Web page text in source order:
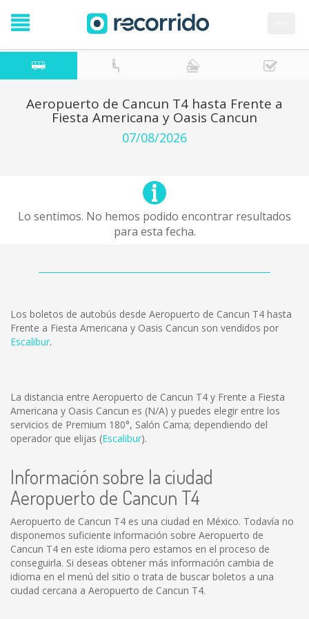
Aeropuerto de Cancun T4 hasta Frente a
Fiesta Americana y Oasis Cancun
07/08/2026
Lo sentimos. No hemos podido encontrar resultados
para esta fecha.
Los boletos de autobús desde Aeropuerto de Cancun T4 hasta
Frente a Fiesta Americana y Oasis Cancun son vendidos por
Escalibur.
La distancia entre Aeropuerto de Cancun T4 y Frente a Fiesta
Americana y Oasis Cancun es (N/A) y puedes elegir entre los
servicios de Premium 180°, Salón Cama; dependiendo del
operador que elijas (Escalibur).
Información sobre la ciudad
Aeropuerto de Cancun T4
Aeropuerto de Cancun T4 es una ciudad en México. Todavía no
disponemos suficiente información sobre Aeropuerto de
Cancun T4 en este idioma pero estamos en el proceso de
conseguirla. Si deseas obtener más información cambia de
idioma en el menú del sitio o trata de buscar boletos a una
ciudad cercana a Aeropuerto de Cancun T4.